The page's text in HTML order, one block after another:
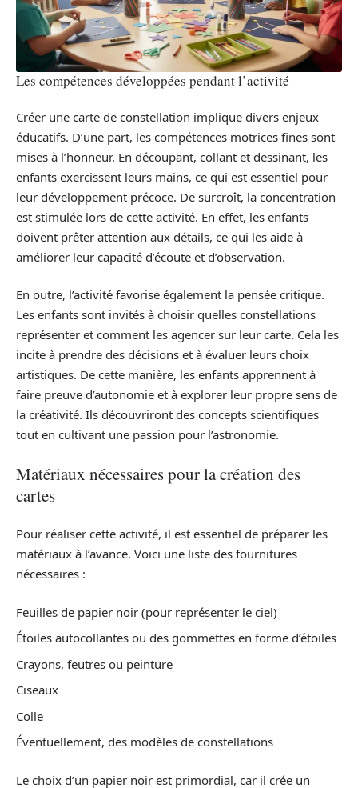
Les compétences développées pendant l’activité
Créer une carte de constellation implique divers enjeux
éducatifs. D’une part, les compétences motrices fines sont
mises à l’honneur. En découpant, collant et dessinant, les
enfants exercissent leurs mains, ce qui est essentiel pour
leur développement précoce. De surcroît, la concentration
est stimulée lors de cette activité. En effet, les enfants
doivent prêter attention aux détails, ce qui les aide à
améliorer leur capacité d’écoute et d’observation.
En outre, l’activité favorise également la pensée critique.
Les enfants sont invités à choisir quelles constellations
représenter et comment les agencer sur leur carte. Cela les
incite à prendre des décisions et à évaluer leurs choix
artistiques. De cette manière, les enfants apprennent à
faire preuve d’autonomie et à explorer leur propre sens de
la créativité. Ils découvriront des concepts scientifiques
tout en cultivant une passion pour l’astronomie.
Matériaux nécessaires pour la création des
cartes
Pour réaliser cette activité, il est essentiel de préparer les
matériaux à l’avance. Voici une liste des fournitures
nécessaires :
Feuilles de papier noir (pour représenter le ciel)
Étoiles autocollantes ou des gommettes en forme d’étoiles
Crayons, feutres ou peinture
Ciseaux
Colle
Éventuellement, des modèles de constellations
Le choix d’un papier noir est primordial, car il crée un